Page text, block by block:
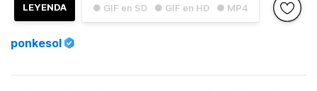
● GIF en SD ● GIF en HD ● MP4
LEYENDA
ponkesol